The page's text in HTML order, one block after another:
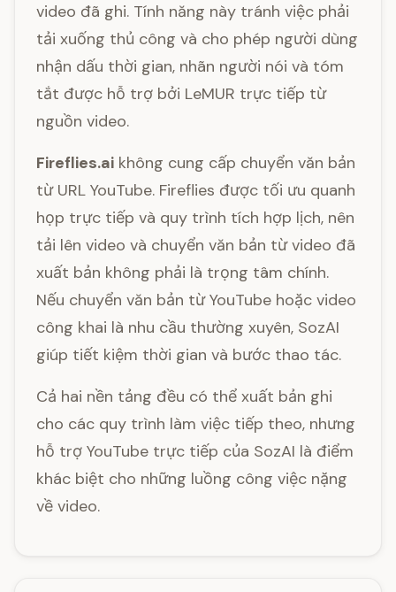
video đã ghi. Tính năng này tránh việc phải
tải xuống thủ công và cho phép người dùng
nhận dấu thời gian, nhãn người nói và tóm
tắt được hỗ trợ bởi LeMUR trực tiếp từ
nguồn video.
Fireflies.ai không cung cấp chuyển văn bản
từ URL YouTube. Fireflies được tối ưu quanh
họp trực tiếp và quy trình tích hợp lịch, nên
tải lên video và chuyển văn bản từ video đã
xuất bản không phải là trọng tâm chính.
Nếu chuyển văn bản từ YouTube hoặc video
công khai là nhu cầu thường xuyên, SozAI
giúp tiết kiệm thời gian và bước thao tác.
Cả hai nền tảng đều có thể xuất bản ghi
cho các quy trình làm việc tiếp theo, nhưng
hỗ trợ YouTube trực tiếp của SozAI là điểm
khác biệt cho những luồng công việc nặng
về video.